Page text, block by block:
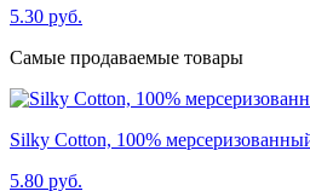
5.30 руб.
Самые продаваемые товары
Silky Cotton, 100%
5.80 руб.